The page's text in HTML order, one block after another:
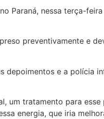
Paraná, nessa terça-
preventivamente e
depoimentos e a polícia
tratamento para
energia, que iria